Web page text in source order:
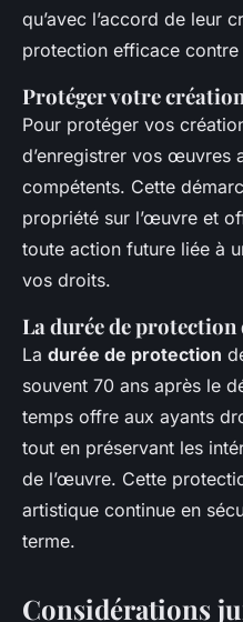
qu’avec l’accord de leur
protection efficace contre
Protéger votre
Pour protéger vos
d’enregistrer vos œuvres
compétents. Cette
propriété sur l’œuvre et
toute action future liée à
vos droits.
La durée de
La durée de protection
souvent 70 ans après le
temps offre aux ayants
tout en préservant les
de l’œuvre. Cette
artistique continue en
terme.
Considérations